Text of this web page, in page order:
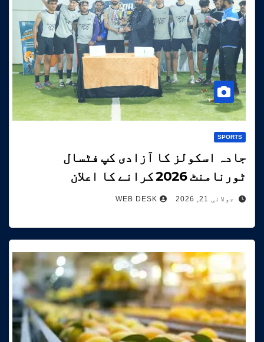
SPORTS
جادہ اسکولز کا آزادی کپ فٹسال
ٹورنامنٹ 2026 کرانے کا اعلان
جولائی 21, 2026 WEB DESK